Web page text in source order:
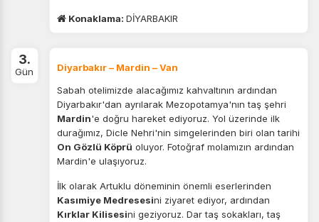
Tercihleri Kaydet
Konaklama: DİYARBAKIR
3.
Gün
Diyarbakır – Mardin – Van
Sabah otelimizde alacağımız kahvaltının ardından
Diyarbakır'dan ayrılarak Mezopotamya'nın taş şehri
Mardin'e doğru hareket ediyoruz. Yol üzerinde ilk
durağımız, Dicle Nehri'nin simgelerinden biri olan tarihi
On Gözlü Köprü oluyor. Fotoğraf molamızın ardından
Mardin'e ulaşıyoruz.
İlk olarak Artuklu döneminin önemli eserlerinden
Kasımiye Medresesini ziyaret ediyor, ardından
Kırklar Kilisesini geziyoruz. Dar taş sokakları, taş